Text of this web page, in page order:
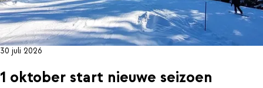
30 juli 2026
1 oktober start nieuwe seizoen